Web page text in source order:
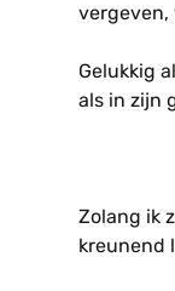
vergeven,
Gelukkig
als in zijn
Zolang ik
kreunend